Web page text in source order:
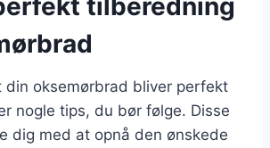
din oksemørbrad bliver perfekt
nogle tips, du bør følge. Disse
dig med at opnå den ønskede